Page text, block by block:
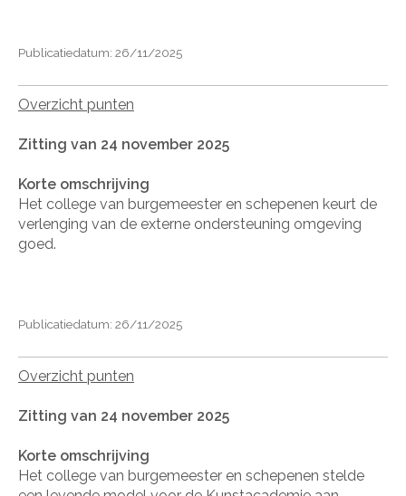
Publicatiedatum: 26/11/2025
Overzicht punten
Zitting van 24 november 2025
Korte omschrijving
Het college van burgemeester en schepenen keurt de
verlenging van de externe ondersteuning omgeving
goed.
Publicatiedatum: 26/11/2025
Overzicht punten
Zitting van 24 november 2025
Korte omschrijving
Het college van burgemeester en schepenen stelde